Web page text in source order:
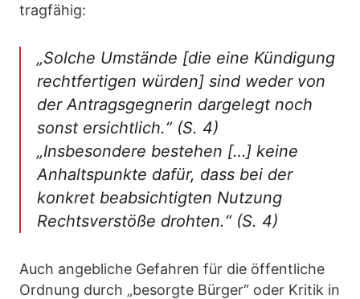
tragfähig:
„Solche Umstände [die eine Kündigung
rechtfertigen würden] sind weder von
der Antragsgegnerin dargelegt noch
sonst ersichtlich.“(S. 4)
„Insbesondere bestehen […] keine
Anhaltspunkte dafür, dass bei der
konkret beabsichtigten Nutzung
Rechtsverstöße drohten.“(S. 4)
Auch angebliche Gefahren für die öffentliche
Ordnung durch „besorgte Bürger“ oder Kritik in